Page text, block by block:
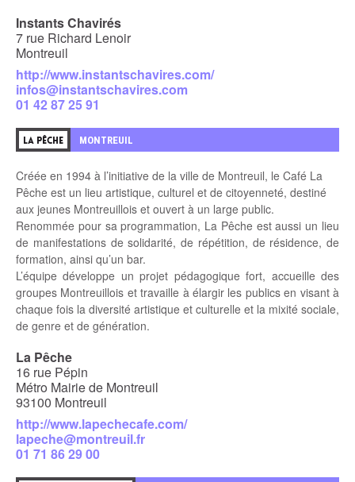
Instants Chavirés
7 rue Richard Lenoir
Montreuil
http://www.instantschavires.com/
infos@instantschavires.com
01 42 87 25 91
LA PÊCHE MONTREUIL
Créée en 1994 à l’initiative de la ville de Montreuil, le Café La
Pêche est un lieu artistique, culturel et de citoyenneté, destiné
aux jeunes Montreuillois et ouvert à un large public.
Renommée pour sa programmation, La Pêche est aussi un lieu
de manifestations de solidarité, de répétition, de résidence, de
formation, ainsi qu’un bar.
L’équipe développe un projet pédagogique fort, accueille des
groupes Montreuillois et travaille à élargir les publics en visant à
chaque fois la diversité artistique et culturelle et la mixité sociale,
de genre et de génération.
La Pêche
16 rue Pépin
Métro Mairie de Montreuil
93100 Montreuil
http://www.lapechecafe.com/
lapeche@montreuil.fr
01 71 86 29 00